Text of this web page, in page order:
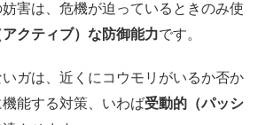
害は、危機が迫っているときのみ使
クティブ）な防御能力です。
ガは、近くにコウモリがいるか否か
能する対策、いわば受動的（パッシ